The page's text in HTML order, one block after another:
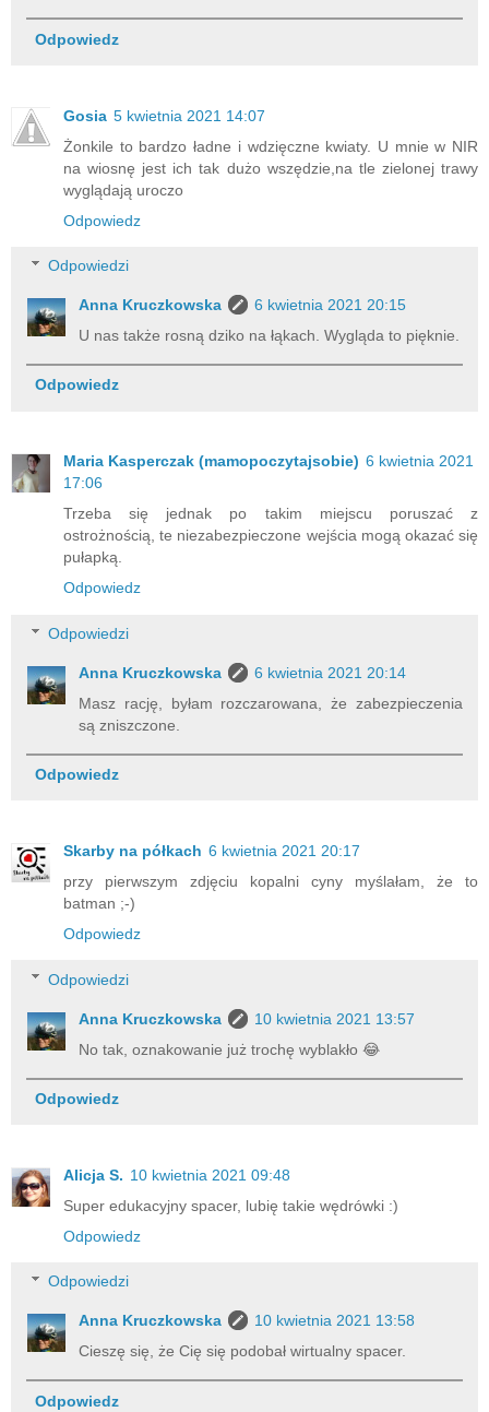
Odpowiedz
Gosia 5 kwietnia 2021 14:07
Żonkile to bardzo ładne i wdzięczne kwiaty. U mnie w NIR
na wiosnę jest ich tak dużo wszędzie,na tle zielonej trawy
wyglądają uroczo
Odpowiedz
Odpowiedzi
Anna Kruczkowska
6 kwietnia 2021 20:15
U nas także rosną dziko na łąkach. Wygląda to pięknie.
Odpowiedz
Maria Kasperczak (mamopoczytajsobie) 6 kwietnia 2021
17:06
Trzeba się jednak po takim miejscu poruszać z
ostrożnością, te niezabezpieczone wejścia mogą okazać się
pułapką.
Odpowiedz
Odpowiedzi
Anna Kruczkowska
6 kwietnia 2021 20:14
Masz rację, byłam rozczarowana, że zabezpieczenia
są zniszczone.
Odpowiedz
Skarby na półkach 6 kwietnia 2021 20:17
przy pierwszym zdjęciu kopalni cyny myślałam, że to
batman ;-)
Odpowiedz
Odpowiedzi
Anna Kruczkowska
10 kwietnia 2021 13:57
No tak, oznakowanie już trochę wyblakło 😂
Odpowiedz
Alicja S. 10 kwietnia 2021 09:48
Super edukacyjny spacer, lubię takie wędrówki :)
Odpowiedz
Odpowiedzi
Anna Kruczkowska
10 kwietnia 2021 13:58
Cieszę się, że Cię się podobał wirtualny spacer.
Odpowiedz